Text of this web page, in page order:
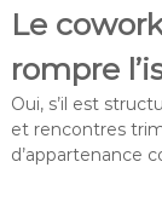
Le
rompre
Oui, s’il est
et rencontres
d’appartenance